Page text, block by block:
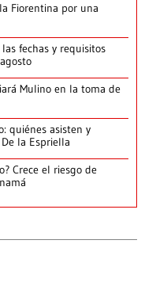
Fiorentina por una
fechas y requisitos
Mulino en la toma de
quiénes asisten y
la Espriella
Crece el riesgo de